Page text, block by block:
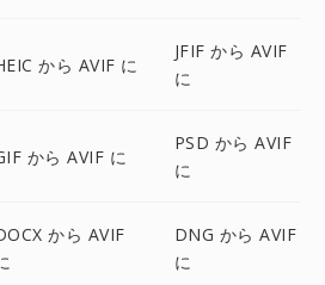
から AVIF に
JFIF から AVIF
に
から AVIF に
PSD から AVIF
に
から AVIF
DNG から AVIF
に